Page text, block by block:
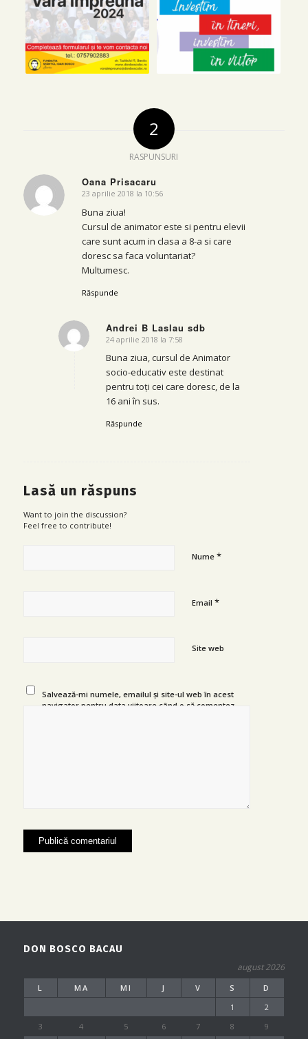
2
RASPUNSURI
Oana Prisacaru
says:
23 aprilie 2018 la 10:56
Buna ziua!
Cursul de animator este si pentru elevii
care sunt acum in clasa a 8-a si care
doresc sa faca voluntariat?
Multumesc.
Răspunde
Andrei B Laslau sdb
says:
24 aprilie 2018 la 7:58
Buna ziua, cursul de Animator
socio-educativ este destinat
pentru toți cei care doresc, de la
16 ani în sus.
Răspunde
Lasă un răspuns
Want to join the discussion?
Feel free to contribute!
Nume *
Email *
Site web
Salvează-mi numele, emailul și site-ul web în acest
navigator pentru data viitoare când o să comentez.
DON BOSCO BACAU
august 2026
L MA MI J V S
D
1
2
3
4 5 6 7 8
9